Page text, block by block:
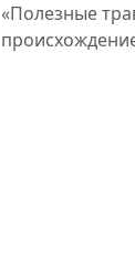
«Полезные